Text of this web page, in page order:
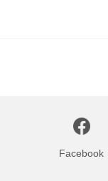
Facebook